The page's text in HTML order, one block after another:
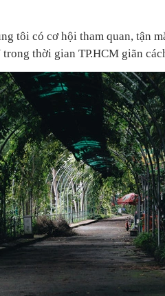
tôi có cơ hội tham quan, tận
thời gian TP.HCM giãn